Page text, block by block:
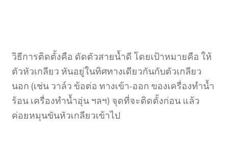
วิธีการติดตั้งคือ ดัดตัวสายน้ำดี โดยเป้าหมายคือ ให้
ตัวหัวเกลียว หันอยู่ในทิศทางเดียวกันกับตัวเกลียว
นอก (เช่น วาล์ว ข้อต่อ ทางเข้า-ออก ของเครื่องทำน้ำ
ร้อน เครื่องทำน้ำอุ่น ฯลฯ) จุดที่จะติดตั้งก่อน แล้ว
ค่อยหมุนขันหัวเกลียวเข้าไป